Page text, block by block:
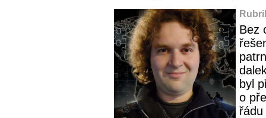
Bez
byl
o
řádu